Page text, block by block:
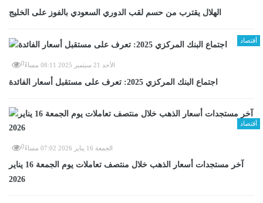
الهلال يقترب من حسم لقب الدوري السعودي بالفوز على الخليج
أقتصاد
الأحد 21 سبتمبر 2025 08:11 مساءً 0
اجتماع البنك المركزي 2025: تعرف على مستقبل أسعار الفائدة
أقتصاد
الجمعة 16 يناير 2026 07:02 مساءً 0
آخر مستجدات أسعار الذهب خلال منتصف تعاملات يوم الجمعة 16 يناير
2026